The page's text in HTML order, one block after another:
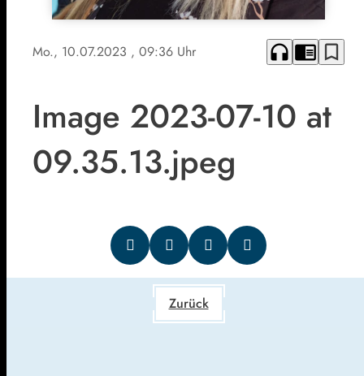
Mo., 10.07.2023 , 09:36 Uhr headphones chrome_reader_mode bookmark_border
Image 2023-07-10 at
09.35.13.jpeg
Zurück